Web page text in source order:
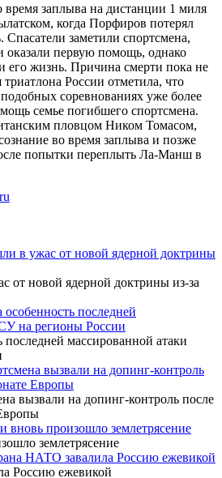
заплыва на дистанции 1 миля
когда Порфиров потерял
Спасатели заметили спортсмена,
оказали первую помощь, однако
его жизнь. Причина смерти пока не
России отметила, что
соревнованиях уже более
семье погибшего спортсмена.
пловцом Ником Томасом,
во время заплыва и позже
попытки переплыть Ла-Манш в
в ужас от новой ядерной доктрины
особенность последней
на регионы России
вызвали на допинг-контроль
Европы
вновь произошло землетрясение
НАТО завалила Россию ежевикой